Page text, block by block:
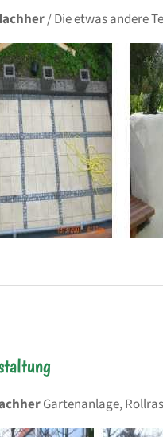
/ Die etwas andere
Gartenanlage,